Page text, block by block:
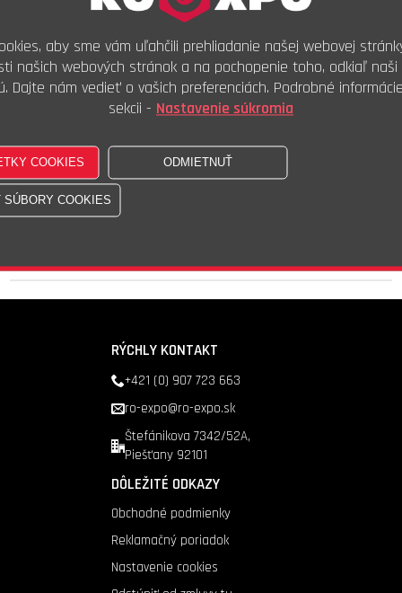
2,41€s DPH
1,96
bez DPH
Ks
Kúpiť
aby sme vám uľahčili prehliadanie našej webovej
našich webových stránok a na pochopenie toho, odkiaľ naši
Dajte nám vedieť o vašich preferenciách. Podrobné
sekcii - Nastavenie súkromia
RÝCHLY KONTAKT
+421 (0) 907 723 663
ro-expo@ro-expo.sk
Štefánikova 7342/52A,
Piešťany 92101
DÔLEŽITÉ ODKAZY
Obchodné podmienky
Reklamačný poriadok
Nastavenie cookies